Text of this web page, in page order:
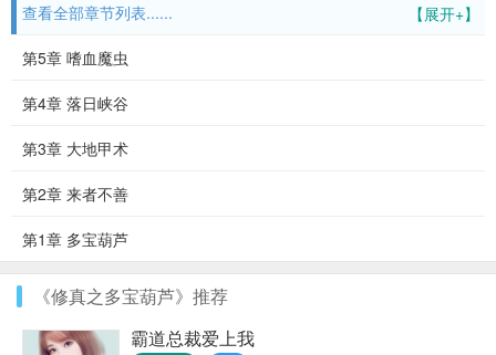
【展开+】
查看全部章节列表......
第5章 嗜血魔虫
第4章 落日峡谷
第3章 大地甲术
第2章 来者不善
第1章 多宝葫芦
《修真之多宝葫芦》推荐
霸道总裁爱上我